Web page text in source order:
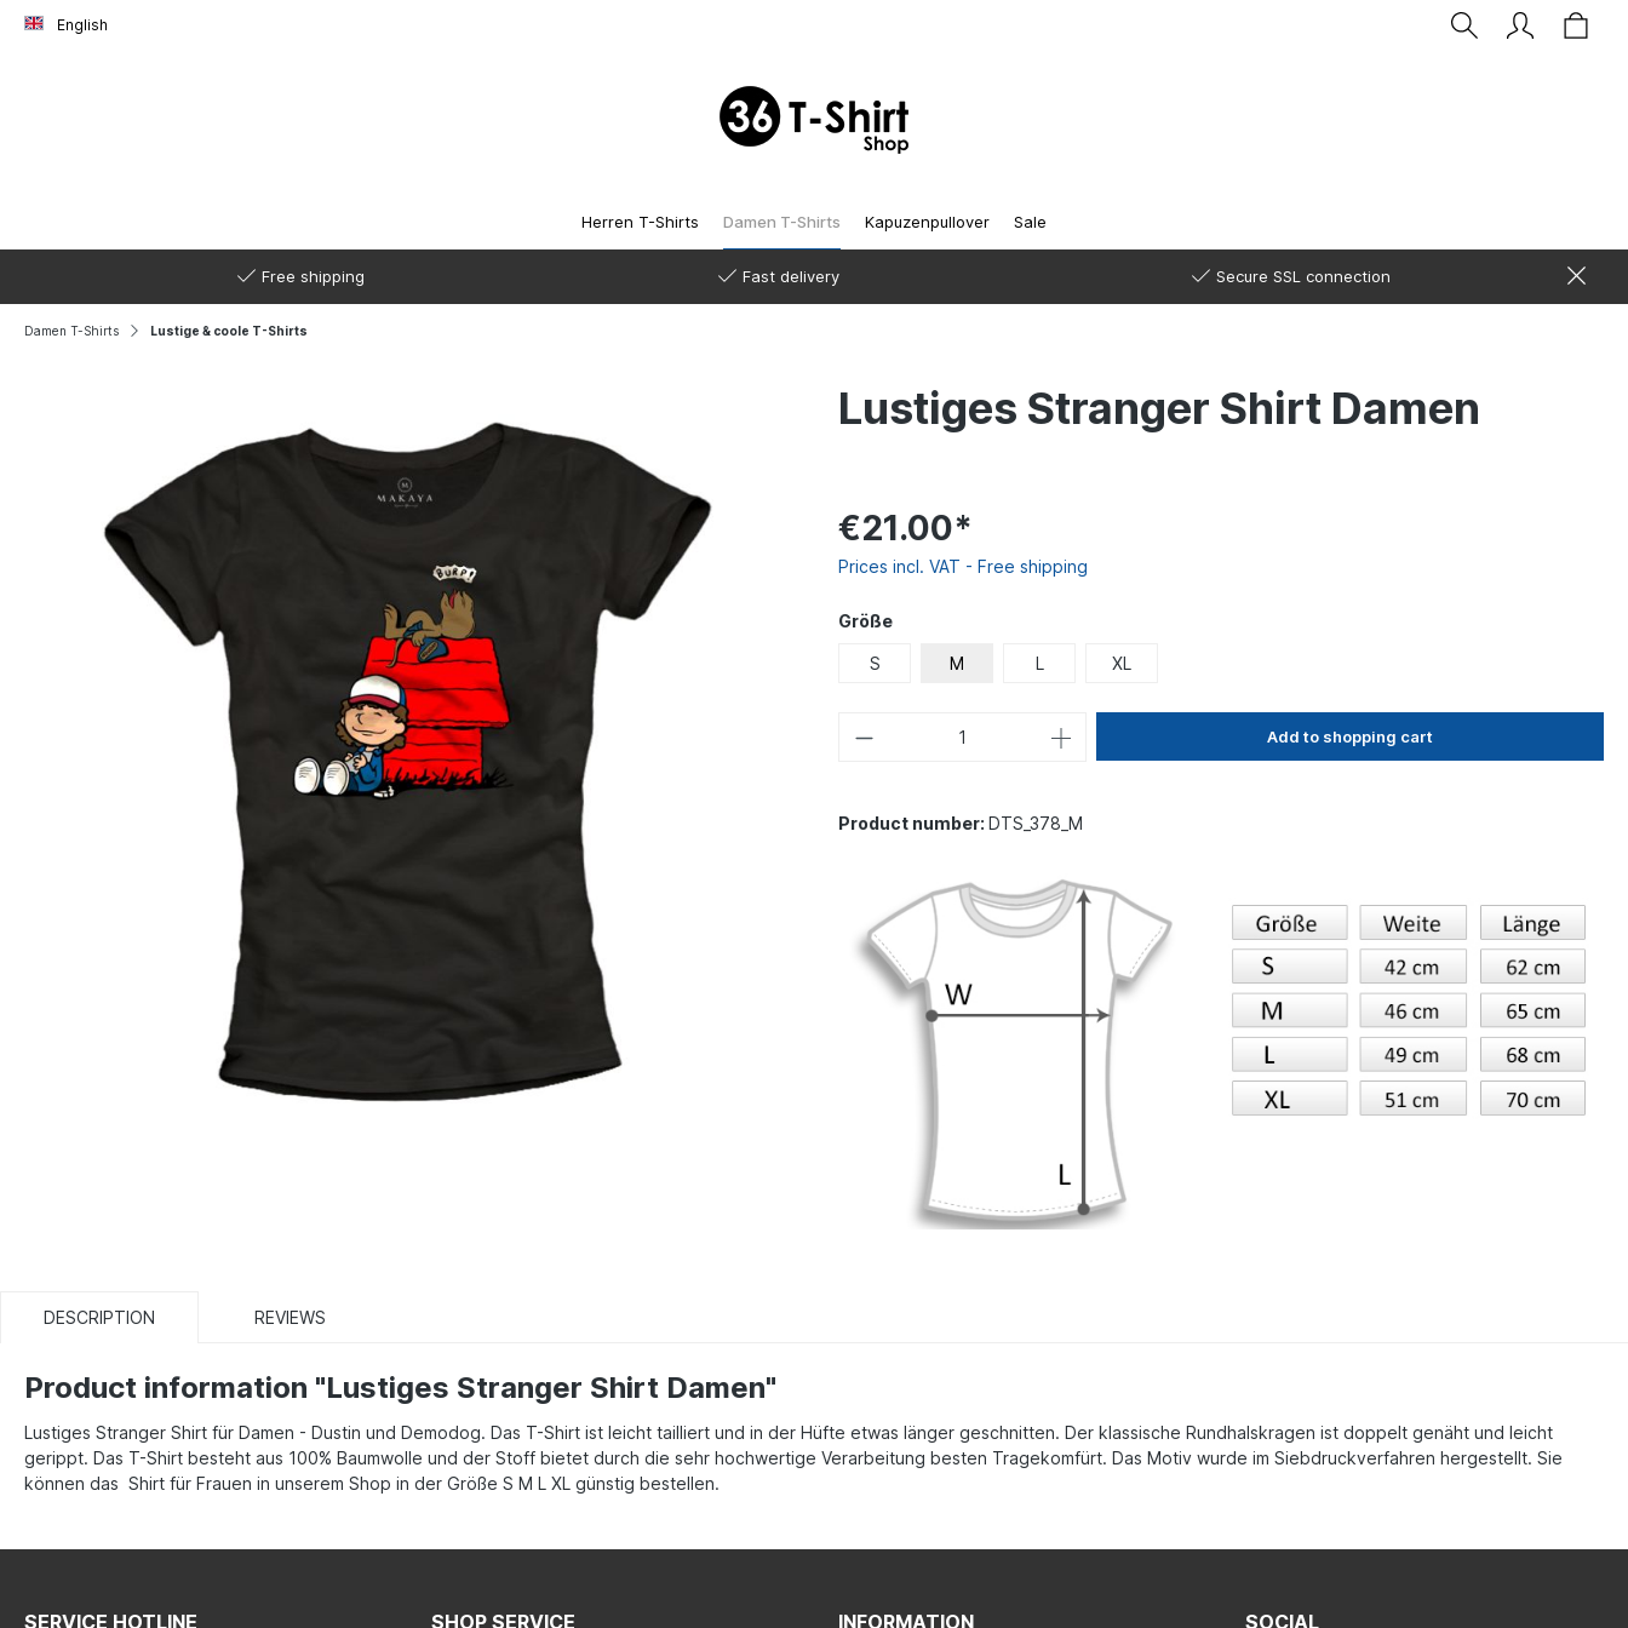
English
Herren T-Shirts Damen T-Shirts Kapuzenpullover Sale
Free shipping Fast delivery Secure SSL connection
Damen T-Shirts Lustige & coole T-Shirts
Lustiges Stranger Shirt Damen
€21.00*
Prices incl. VAT - Free shipping
Größe
S M L XL
Add to shopping cart
Product number: DTS_378_M
DESCRIPTION REVIEWS
Product information "Lustiges Stranger Shirt Damen"
Lustiges Stranger Shirt für Damen - Dustin und Demodog. Das T-Shirt ist leicht tailliert und in der Hüfte etwas länger geschnitten. Der klassische Rundhalskragen ist doppelt genäht und leicht
gerippt. Das T-Shirt besteht aus 100% Baumwolle und der Stoff bietet durch die sehr hochwertige Verarbeitung besten Tragekomfürt. Das Motiv wurde im Siebdruckverfahren hergestellt. Sie
können das Shirt für Frauen in unserem Shop in der Größe S M L XL günstig bestellen.
SERVICE HOTLINE SHOP SERVICE INFORMATION SOCIAL